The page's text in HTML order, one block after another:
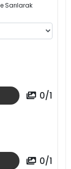
Sarılarak
0/1
0/1